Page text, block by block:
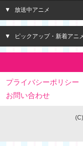
放送中アニメ
ピックアップ・新着アニ
プライバシーポリシー
お問い合わせ